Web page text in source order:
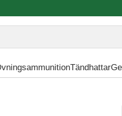
Tändhattar
Rail Section